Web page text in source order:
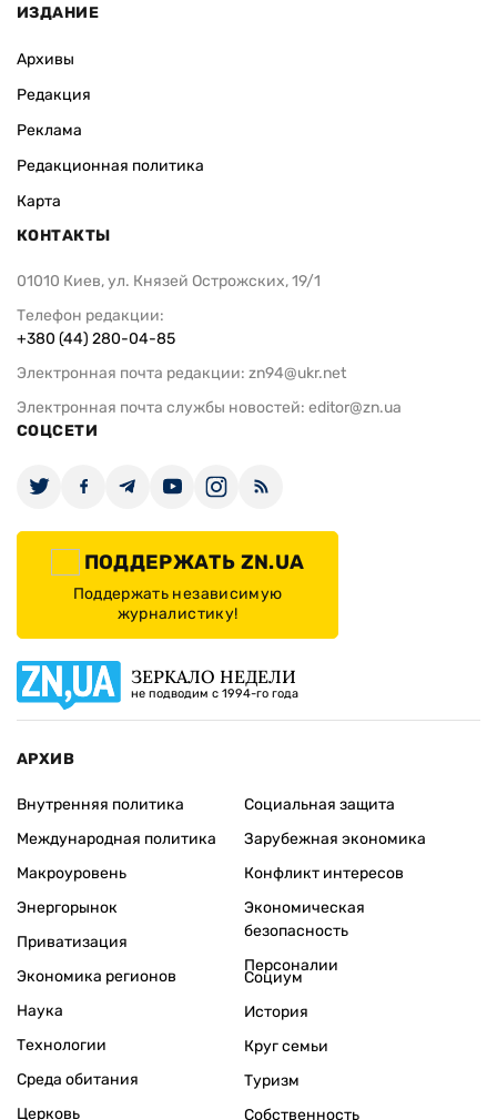
ИЗДАНИЕ
Архивы
Редакция
Реклама
Редакционная политика
Карта
КОНТАКТЫ
01010 Киев, ул. Князей Острожских, 19/1
Телефон редакции:
+380 (44) 280-04-85
Электронная почта редакции: zn94@ukr.net
Электронная почта службы новостей: editor@zn.ua
СОЦСЕТИ
ПОДДЕРЖАТЬ ZN.UA
Поддержать независимую
журналистику!
ЗЕРКАЛО НЕДЕЛИ
не подводим с 1994-го года
АРХИВ
Внутренняя политика
Международная политика
Макроуровень
Энергорынок
Приватизация
Экономика регионов
Социальная защита
Зарубежная экономика
Конфликт интересов
Экономическая
безопасность
Персоналии
Наука
Технологии
Среда обитания
Церковь
Социум
История
Круг семьи
Туризм
Собственность